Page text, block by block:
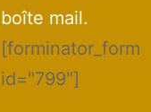
boîte mail.
[forminator_form
id="799"]